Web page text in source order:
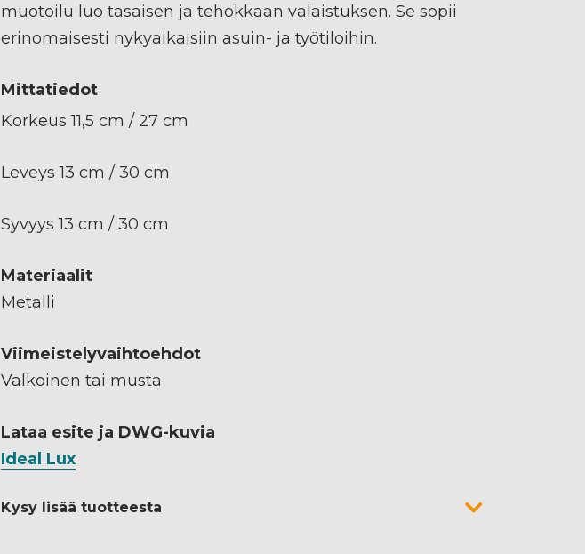
muotoilu luo tasaisen ja tehokkaan valaistuksen. Se sopii
erinomaisesti nykyaikaisiin asuin- ja työtiloihin.
Mittatiedot
Korkeus 11,5 cm / 27 cm
Leveys 13 cm / 30 cm
Syvyys 13 cm / 30 cm
Materiaalit
Metalli
Viimeistelyvaihtoehdot
Valkoinen tai musta
Lataa esite ja DWG-kuvia
Ideal Lux
Kysy lisää tuotteesta